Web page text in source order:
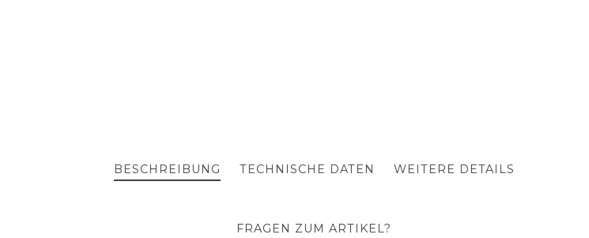
BESCHREIBUNG TECHNISCHE DATEN WEITERE DETAILS
FRAGEN ZUM ARTIKEL?